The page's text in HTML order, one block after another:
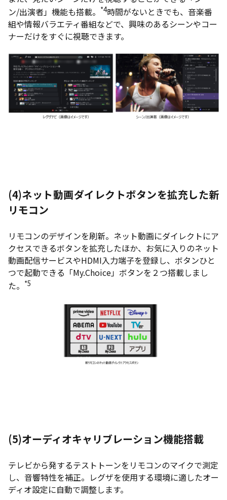
ン/出演者」機能も搭載。 *4時間がないときでも、音楽番
組や情報バラエティ番組などで、興味のあるシーンやコー
ナーだけをすぐに視聴できます。
(4)ネット動画ダイレクトボタンを拡充した新
リモコン
リモコンのデザインを刷新。ネット動画にダイレクトにア
クセスできるボタンを拡充したほか、お気に入りのネット
動画配信サービスやHDMI入力端子を登録し、ボタンひと
つで起動できる「My.Choice」ボタンを２つ搭載しまし
た。 *5
(5)オーディオキャリブレーション機能搭載
テレビから発するテストトーンをリモコンのマイクで測定
し、音響特性を補正。レグザを使用する環境に適したオー
ディオ設定に自動で調整します。